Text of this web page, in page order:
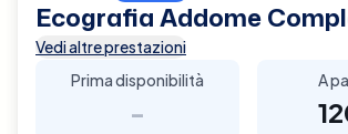
Ecografia Addome
Vedi altre prestazioni
Prima disponibilità
-
A